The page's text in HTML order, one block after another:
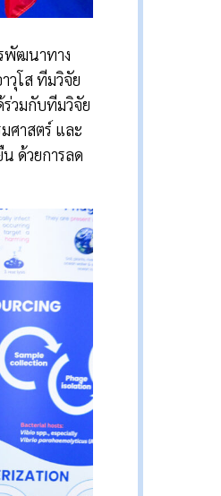
พัฒนาทาง
วุโส ทีมวิจัย
วมกับทีมวิจัย
ศาสตร์ และ
ด้วยการลด